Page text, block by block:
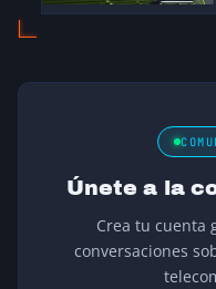
Únete a la
Crea tu cuenta
conversaciones